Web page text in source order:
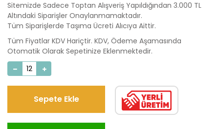
Sitemizde Sadece Toptan Alışveriş Yapıldığından 3.000 TL
Altındaki Siparişler Onaylanmamaktadır.
Tüm Siparişlerde Taşıma Ücreti Alıcıya Aittir.
Tüm Fiyatlar KDV Hariçtir. KDV, Ödeme Aşamasında
Otomatik Olarak Sepetinize Eklenmektedir.
Sepete Ekle